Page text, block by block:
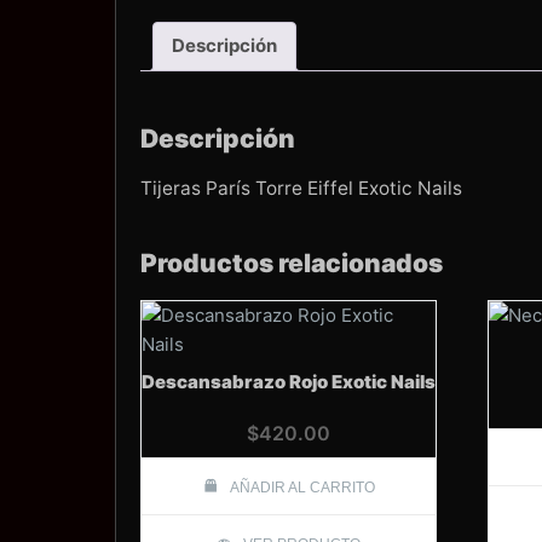
Descripción
Descripción
Tijeras París Torre Eiffel Exotic Nails
Productos relacionados
Descansabrazo Rojo Exotic Nails
$420.00
AÑADIR AL CARRITO